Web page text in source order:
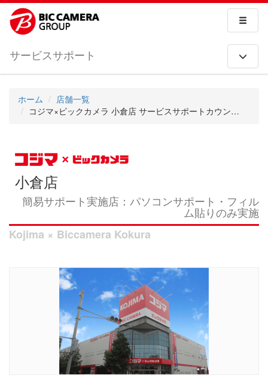
サービスサポート
ホーム
店舗一覧
コジマ×ビックカメラ 小倉店 サービスサポートカウンター
小倉店
簡易サポート実施店：パソコンサポート・フィル
ム貼りのみ実施
Kojima × Biccamera Kokura